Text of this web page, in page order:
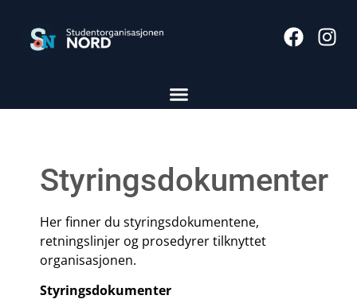
Styringsdokumenter
Her finner du styringsdokumentene,
retningslinjer og prosedyrer tilknyttet
organisasjonen.
Styringsdokumenter